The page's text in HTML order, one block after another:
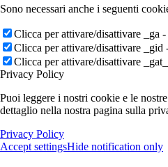
Sono necessari anche i seguenti
Clicca per attivare/disattivare _ga
Clicca per attivare/disattivare
Clicca per attivare/disattivare
Privacy Policy
Puoi leggere i nostri cookie e le
dettaglio nella nostra pagina sulla
Privacy Policy
Accept settingsHide notification only